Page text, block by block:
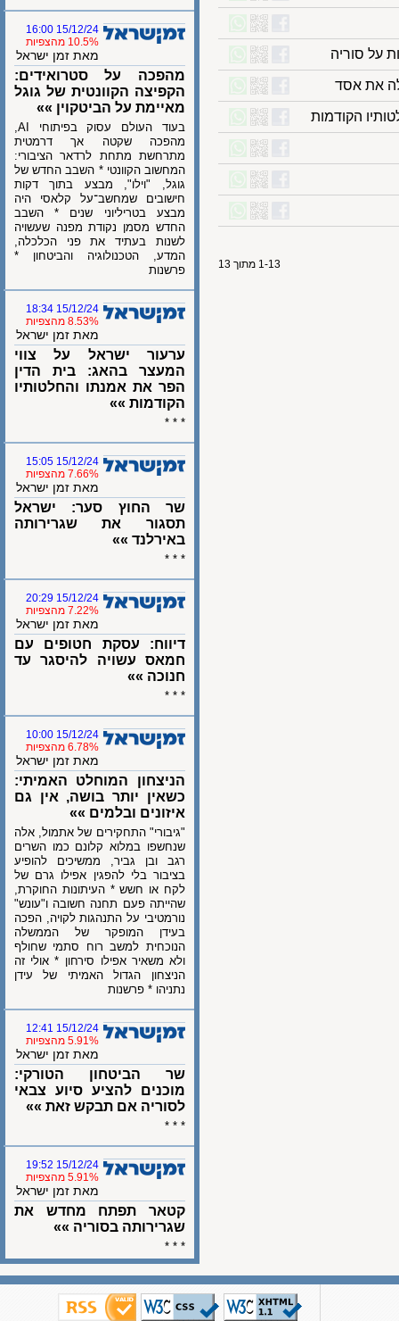
סוריה
אסד
הקודמות
1-13 מתוך 13
15/12/24 16:00
10.5% מהצפיות
מאת זמן ישראל
מהפכה על סטרואידים:
הקפיצה הקוונטית של גוגל
מאיימת על הביטקוין »»
מהפכה שקטה אך דרמטית
מתרחשת מתחת לרדאר הציבורי:
המחשוב הקוונטי * השבב החדש של
גוגל, "וילו", מבצע בתוך דקות
חישובים שמחשב־על קלאסי היה
מבצע בטריליוני שנים * השבב
החדש מסמן נקודת מפנה שעשויה
לשנות בעתיד את פני הכלכלה,
המדע, הטכנולוגיה והביטחון *
פרשנות
15/12/24 18:34
8.53% מהצפיות
מאת זמן ישראל
ערעור ישראל על צווי
המעצר בהאג: בית הדין
הפר את אמנתו והחלטותיו
הקודמות »»
* * *
15/12/24 15:05
7.66% מהצפיות
מאת זמן ישראל
שר החוץ סער: ישראל
תסגור את שגרירותה
באירלנד »»
* * *
15/12/24 20:29
7.22% מהצפיות
מאת זמן ישראל
דיווח: עסקת חטופים עם
חמאס עשויה להיסגר עד
חנוכה »»
* * *
15/12/24 10:00
6.78% מהצפיות
מאת זמן ישראל
הניצחון המוחלט האמיתי:
כשאין יותר בושה, אין גם
איזונים ובלמים »»
"גיבורי" התחקירים של אתמול, אלה
שנחשפו במלוא קלונם כמו השרים
רגב ובן גביר, ממשיכים להופיע
בציבור בלי להפגין אפילו גרם של
לקח או חשש * העיתונות החוקרת,
שהייתה פעם תחנה חשובה ו"עונש"
נורמטיבי על התנהגות לקויה, הפכה
בעידן המופקר של הממשלה
הנוכחית למשב רוח סתמי שחולף
ולא משאיר אפילו סירחון * אולי זה
הניצחון הגדול האמיתי של עידן
נתניהו * פרשנות
15/12/24 12:41
5.91% מהצפיות
מאת זמן ישראל
שר הביטחון הטורקי:
מוכנים להציע סיוע צבאי
לסוריה אם תבקש זאת »»
* * *
15/12/24 19:52
5.91% מהצפיות
מאת זמן ישראל
קטאר תפתח מחדש את
שגרירותה בסוריה »»
* * *